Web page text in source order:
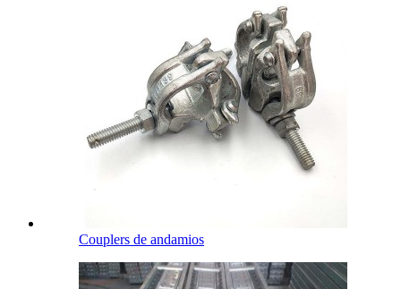
Couplers de andamios